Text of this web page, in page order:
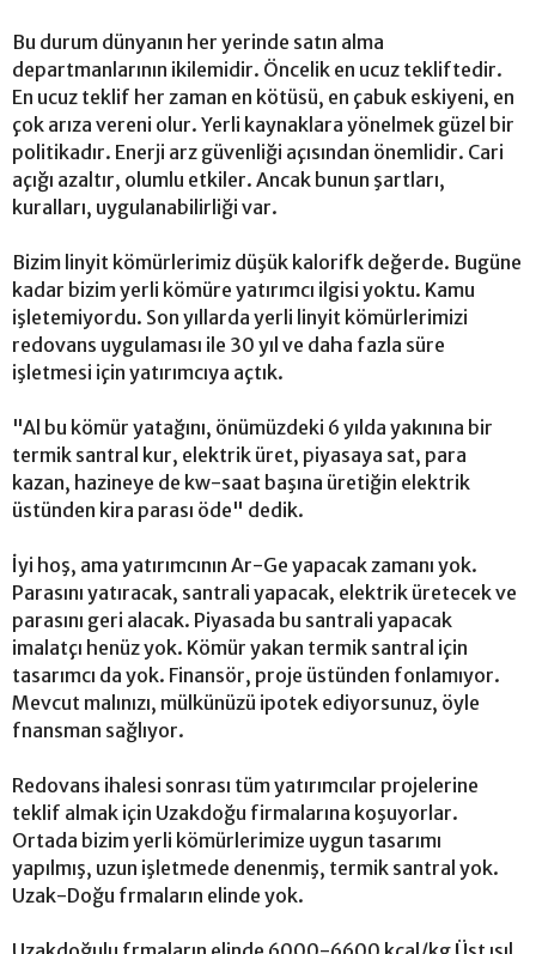
Bu durum dünyanın her yerinde satın alma
departmanlarının ikilemidir. Öncelik en ucuz tekliftedir.
En ucuz teklif her zaman en kötüsü, en çabuk eskiyeni, en
çok arıza vereni olur. Yerli kaynaklara yönelmek güzel bir
politikadır. Enerji arz güvenliği açısından önemlidir. Cari
açığı azaltır, olumlu etkiler. Ancak bunun şartları,
kuralları, uygulanabilirliği var.
Bizim linyit kömürlerimiz düşük kalorifk değerde. Bugüne
kadar bizim yerli kömüre yatırımcı ilgisi yoktu. Kamu
işletemiyordu. Son yıllarda yerli linyit kömürlerimizi
redovans uygulaması ile 30 yıl ve daha fazla süre
işletmesi için yatırımcıya açtık.
"Al bu kömür yatağını, önümüzdeki 6 yılda yakınına bir
termik santral kur, elektrik üret, piyasaya sat, para
kazan, hazineye de kw-saat başına üretiğin elektrik
üstünden kira parası öde" dedik.
İyi hoş, ama yatırımcının Ar-Ge yapacak zamanı yok.
Parasını yatıracak, santrali yapacak, elektrik üretecek ve
parasını geri alacak. Piyasada bu santrali yapacak
imalatçı henüz yok. Kömür yakan termik santral için
tasarımcı da yok. Finansör, proje üstünden fonlamıyor.
Mevcut malınızı, mülkünüzü ipotek ediyorsunuz, öyle
fnansman sağlıyor.
Redovans ihalesi sonrası tüm yatırımcılar projelerine
teklif almak için Uzakdoğu firmalarına koşuyorlar.
Ortada bizim yerli kömürlerimize uygun tasarımı
yapılmış, uzun işletmede denenmiş, termik santral yok.
Uzak-Doğu frmaların elinde yok.